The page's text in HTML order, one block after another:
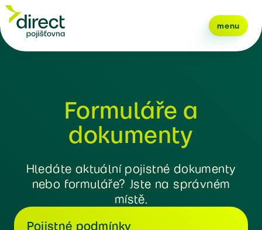
menu
Formuláře a
dokumenty
Hledáte aktuální pojistné dokumenty
nebo formuláře? Jste na správném
místě.
Pojistné podmínky